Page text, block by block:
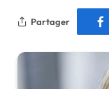
Partager